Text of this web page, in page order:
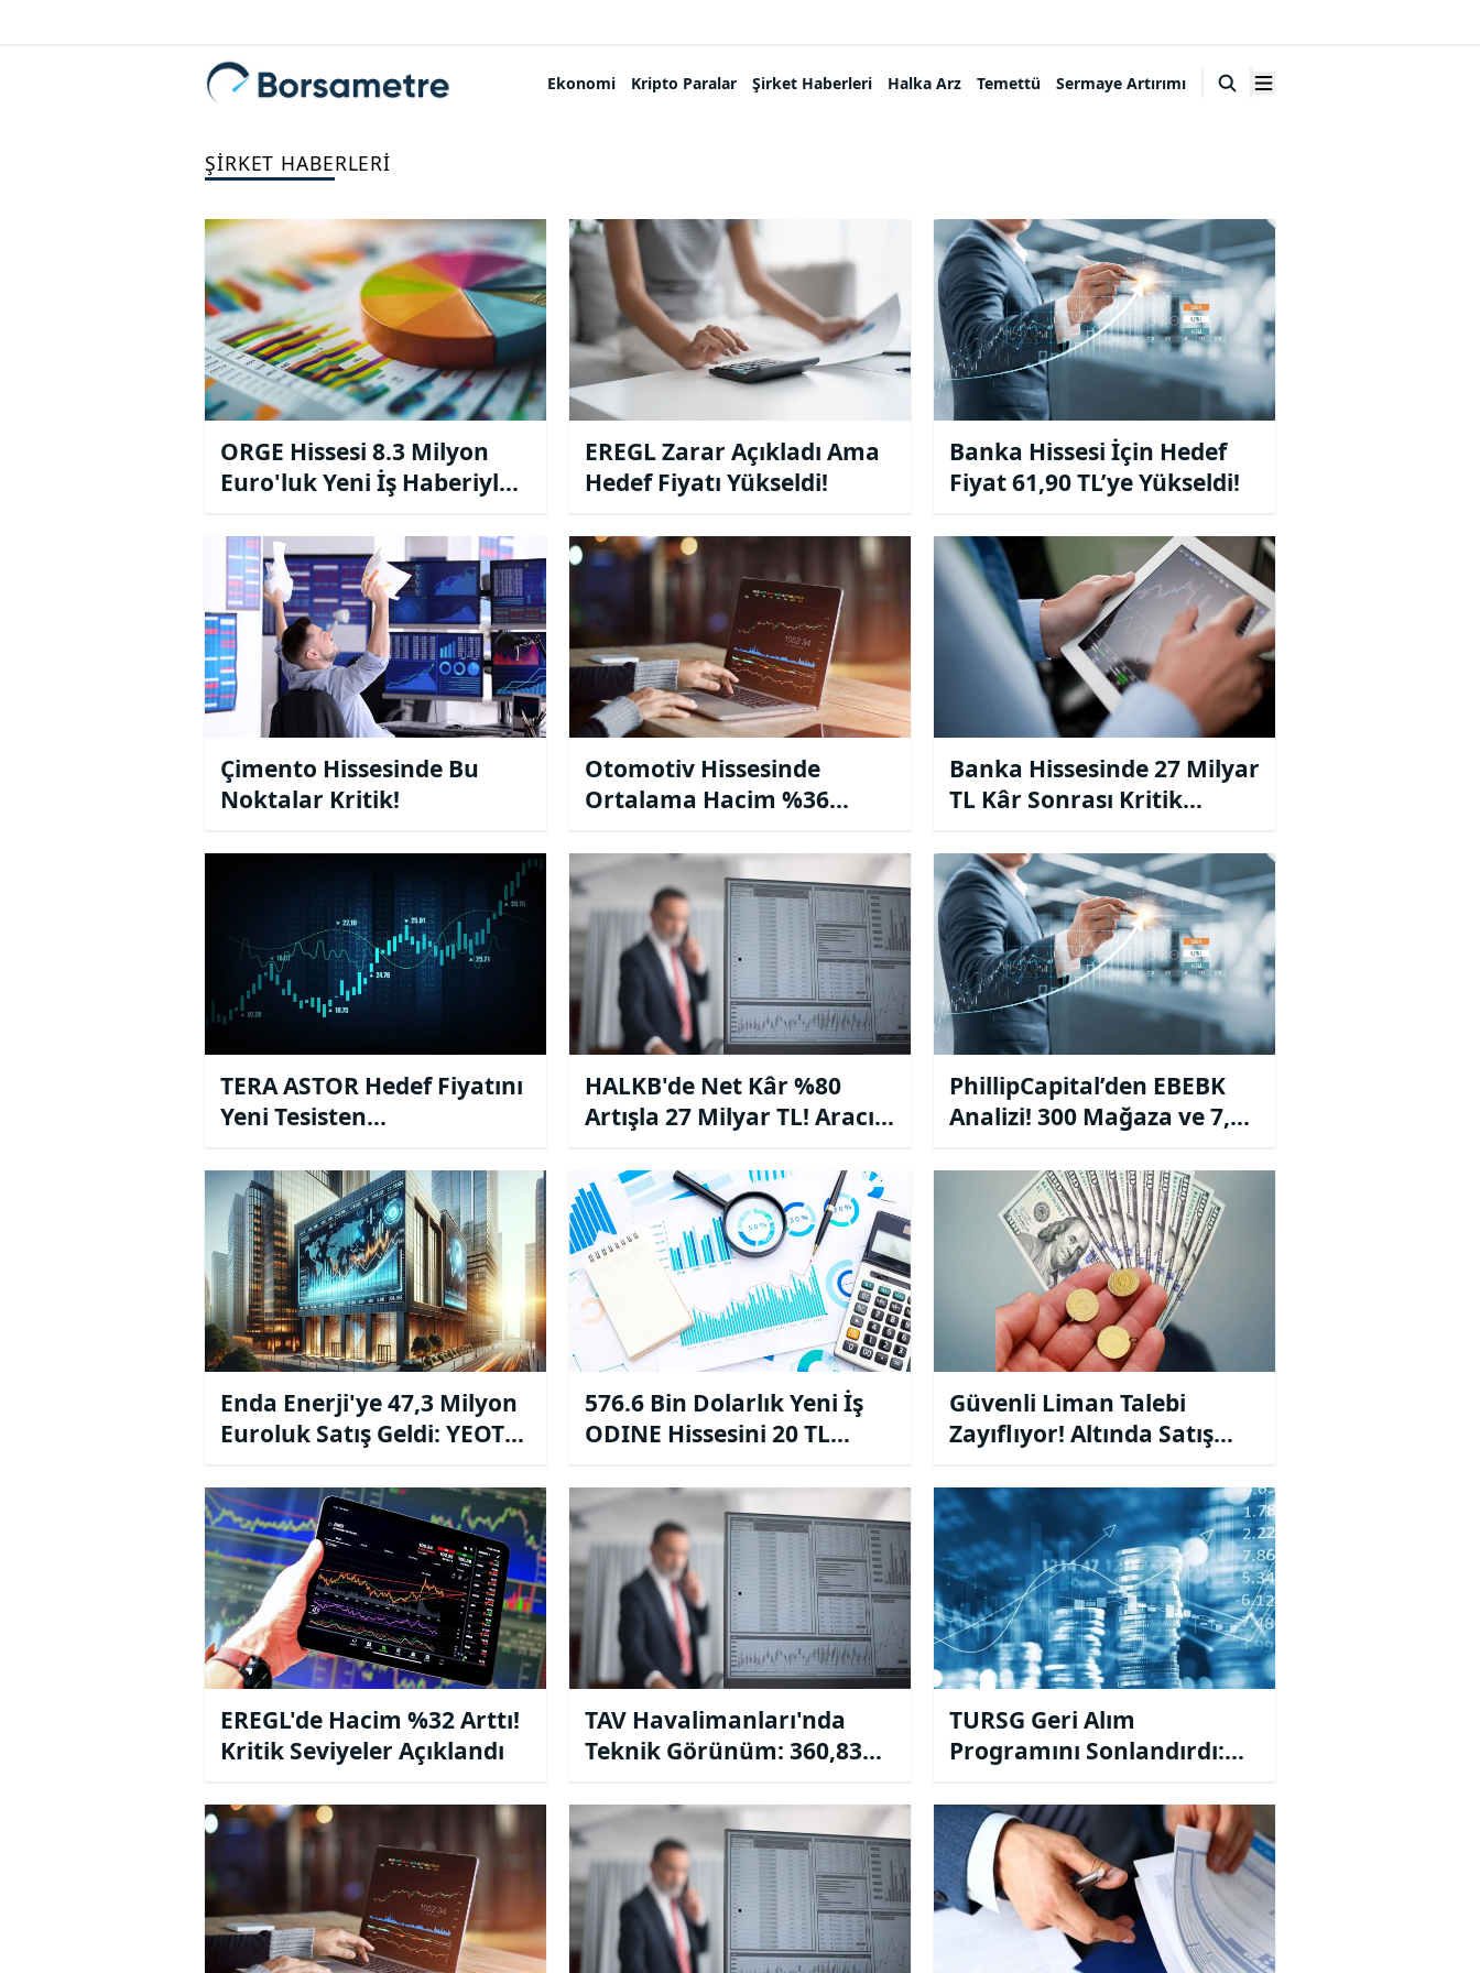
Ekonomi Kripto Paralar Şirket Haberleri Halka Arz Temettü Sermaye Artırımı
ŞIRKET HABERLERI
ORGE Hissesi 8.3 Milyon
Euro'luk Yeni İş Haberiyle
Yükselişe Geçti!
EREGL Zarar Açıkladı Ama
Hedef Fiyatı Yükseldi!
Banka Hissesi İçin Hedef
Fiyat 61,90 TL’ye Yükseldi!
Çimento Hissesinde Bu
Noktalar Kritik!
Otomotiv Hissesinde
Ortalama Hacim %36
Düştü
Banka Hissesinde 27 Milyar
TL Kâr Sonrası Kritik
Seviyeler Belli Oldu
TERA ASTOR Hedef Fiyatını
Yeni Tesisten
Beklentileriyle Yükseltti!
HALKB'de Net Kâr %80
Artışla 27 Milyar TL! Aracı
Kurum Endeks Altı Getiri
Dedi
PhillipCapital’den EBEBK
Analizi! 300 Mağaza ve 7,5
Milyar TL Ciro
Enda Enerji'ye 47,3 Milyon
Euroluk Satış Geldi: YEOTK
Yükselişe Geçti
576.6 Bin Dolarlık Yeni İş
ODINE Hissesini 20 TL
Birden Fiyatladı!
Güvenli Liman Talebi
Zayıflıyor! Altında Satış
Baskısı 4756 Seviyesini
Gündeme Getirebilir
EREGL'de Hacim %32 Arttı!
Kritik Seviyeler Açıklandı
TAV Havalimanları'nda
Teknik Görünüm: 360,83
Seviyesi Yönü Belirleyecek
mi?
TURSG Geri Alım
Programını Sonlandırdı:
33.163.784 Lot Geri Alındı!